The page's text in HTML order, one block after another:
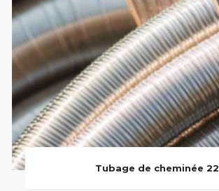
Tubage de cheminée 22